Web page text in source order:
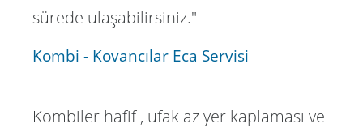
sürede ulaşabilirsiniz."
Kombi - Kovancılar Eca Servisi
Kombiler hafif , ufak az yer kaplaması ve